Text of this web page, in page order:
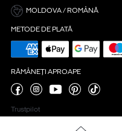
MOLDOVA / ROMÂNĂ
METODE DE PLATĂ
RĂMÂNEȚI APROAPE
Trustpilot